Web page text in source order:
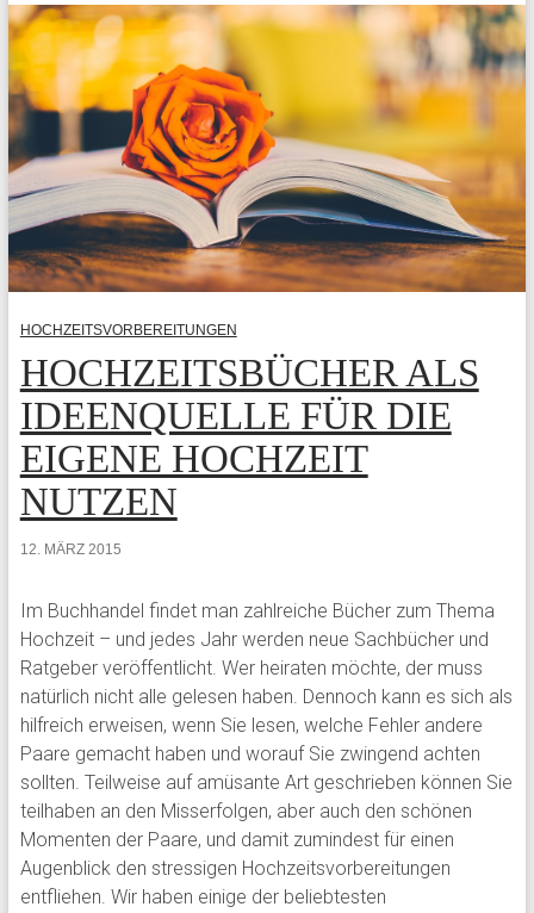
HOCHZEITSVORBEREITUNGEN
HOCHZEITSBÜCHER ALS
IDEENQUELLE FÜR DIE
EIGENE HOCHZEIT
NUTZEN
12. MÄRZ 2015
Im Buchhandel findet man zahlreiche Bücher zum Thema
Hochzeit – und jedes Jahr werden neue Sachbücher und
Ratgeber veröffentlicht. Wer heiraten möchte, der muss
natürlich nicht alle gelesen haben. Dennoch kann es sich als
hilfreich erweisen, wenn Sie lesen, welche Fehler andere
Paare gemacht haben und worauf Sie zwingend achten
sollten. Teilweise auf amüsante Art geschrieben können Sie
teilhaben an den Misserfolgen, aber auch den schönen
Momenten der Paare, und damit zumindest für einen
Augenblick den stressigen Hochzeitsvorbereitungen
entfliehen. Wir haben einige der beliebtesten